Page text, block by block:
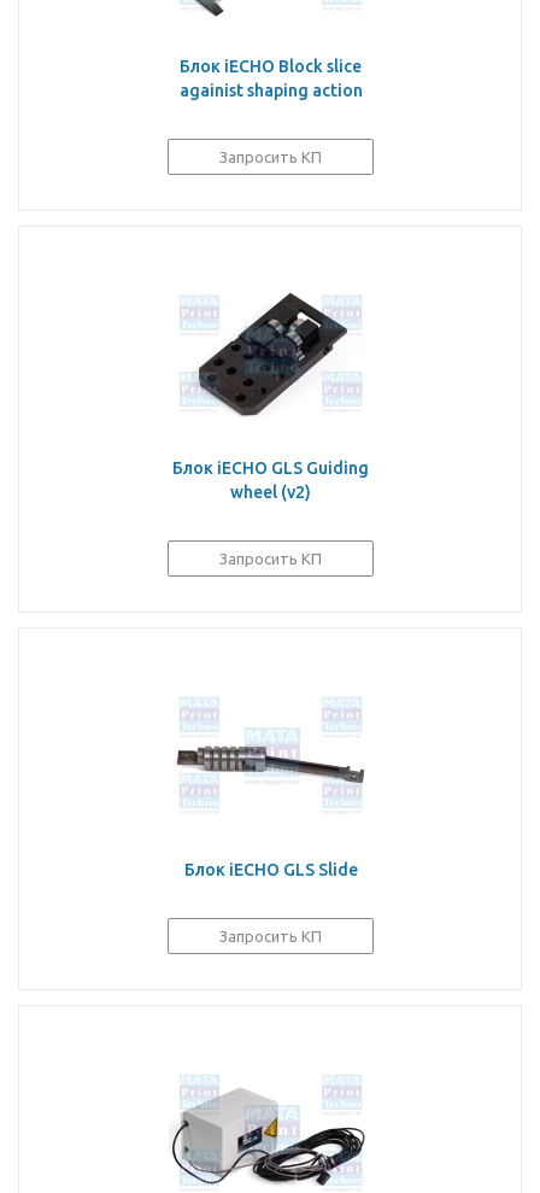
Блок iECHO Block slice
againist shaping action
Запросить КП
Блок iECHO GLS Guiding
wheel (v2)
Запросить КП
Блок iECHO GLS Slide
Запросить КП